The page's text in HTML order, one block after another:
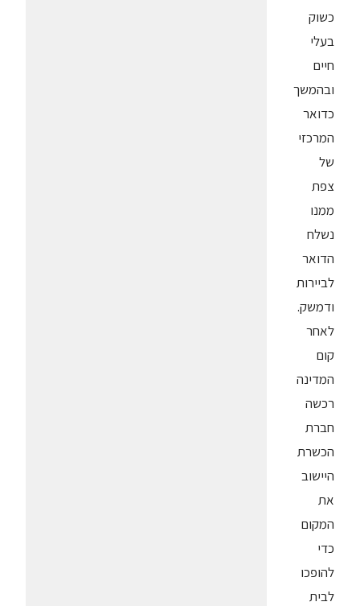
כשוק
בעלי
חיים
ובהמשך
כדואר
המרכזי
של
צפת
ממנו
נשלח
הדואר
לביירות
ודמשק.
לאחר
קום
המדינה
רכשה
חברת
הכשרת
היישוב
את
המקום
כדי
להופכו
לבית